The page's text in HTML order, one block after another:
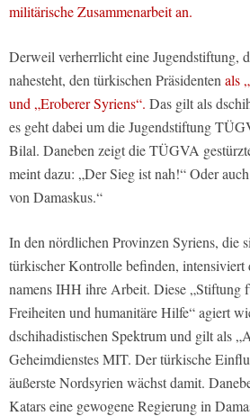
militärische Zusammenarbeit an.
Derweil verherrlicht eine Jugendstiftung,
nahesteht, den türkischen Präsidenten als
und „Eroberer Syriens“. Das gilt als
es geht dabei um die Jugendstiftung
Bilal. Daneben zeigt die TÜGVA
meint dazu: „Der Sieg ist nah!“ Oder
von Damaskus.“
In den nördlichen Provinzen Syriens, die
türkischer Kontrolle befinden,
namens IHH ihre Arbeit. Diese „Stiftung
Freiheiten und humanitäre Hilfe“ agiert
dschihadistischen Spektrum und gilt als
Geheimdienstes MIT. Der türkische
äußerste Nordsyrien wächst damit.
Katars eine gewogene Regierung in